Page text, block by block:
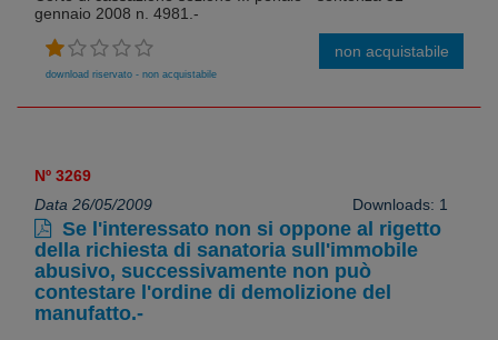
gennaio 2008 n. 4981.-
download riservato - non acquistabile
non acquistabile
Nº 3269
Data 26/05/2009
Downloads: 1
Se l'interessato non si oppone al rigetto
della richiesta di sanatoria sull'immobile
abusivo, successivamente non può
contestare l'ordine di demolizione del
manufatto.-